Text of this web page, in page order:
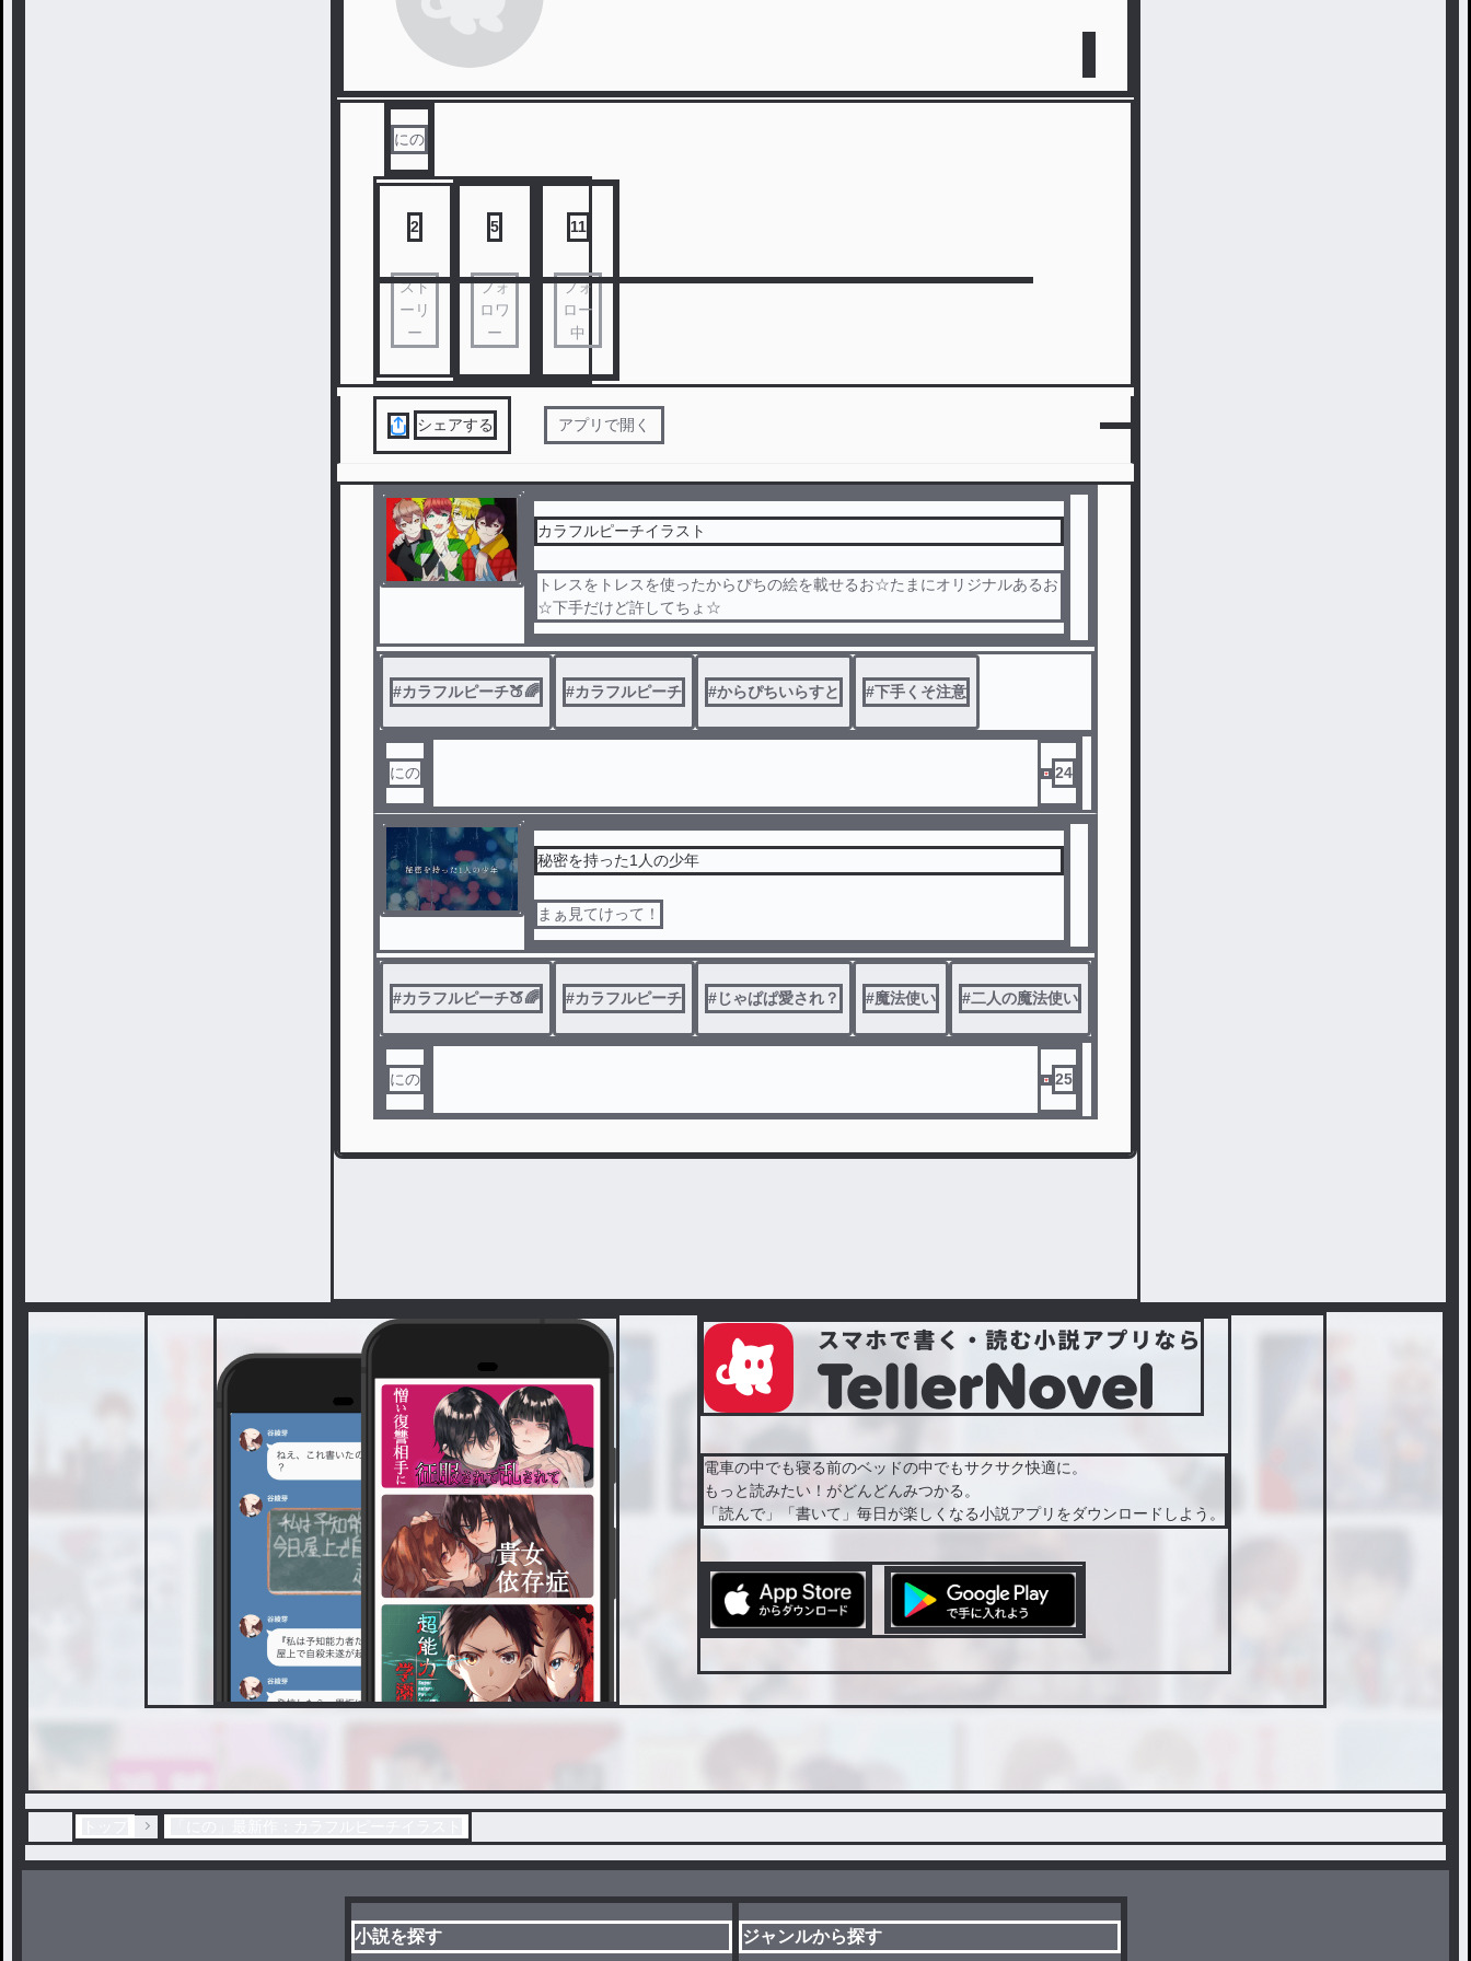
にの
2
スト
ーリ
ー
5
フォ
ロワ
ー
11
フォ
ロー
中
シェアする アプリで開く
カラフルピーチイラスト
トレスをトレスを使ったからぴちの絵を載せるお☆たまにオリジナルあるお
☆下手だけど許してちょ☆
#カラフルピーチ🍑🌈 #カラフルピーチ #からぴちいらすと #下手くそ注意
にの 24
秘密を持った1人の少年
まぁ見てけって！
#カラフルピーチ🍑🌈 #カラフルピーチ #じゃぱぱ愛され？ #魔法使い #二人の魔法使い
にの 25
電車の中でも寝る前のベッドの中でもサクサク快適に。
もっと読みたい！がどんどんみつかる。
「読んで」「書いて」毎日が楽しくなる小説アプリをダウンロードしよう。
小説を探す ジャンルから探す